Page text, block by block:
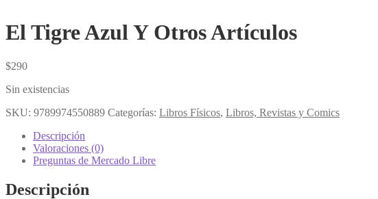
El Tigre Azul Y Otros Artículos
$290
Sin existencias
SKU: 9789974550889 Categorías: Libros Físicos, Libros, Revistas y Comics
Descripción
Valoraciones (0)
Preguntas de Mercado Libre
Descripción